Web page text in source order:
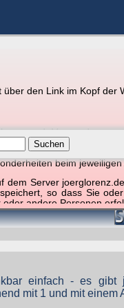
den Link im Kopf der
und Verwendung
um die Nutzung
für das Funktionieren
beim
Server
so dass Sie
andere Personen
entsprechend der
werden
Suchen
einfach - es gibt
mit 1 und mit einem